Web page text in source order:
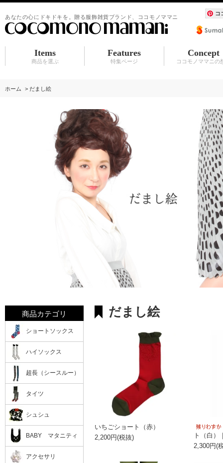
あなたの心にドキドキを。贈る服飾雑貨ブランド、ココモノママニ コ
Items
商品を選ぶ
Features
特集ページ
Concept
ココモノママニの
ホーム > だまし絵
だまし絵
いちごショート（赤）
2,200円(税抜)
ト（白）
2,300円(
商品カテゴリ
ショートソックス
ハイソックス
超長（シースルー）
タイツ
シュシュ
BABY マタニティ
アクセサリ